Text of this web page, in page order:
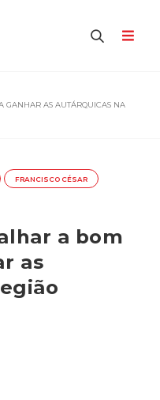
GANHAR AS AUTÁRQUICAS NA
FRANCISCO CÉSAR
a bom
as